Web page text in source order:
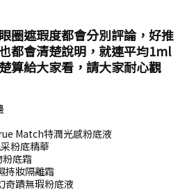
圈遮瑕度都會分別評論，好推
都會清楚說明，就連平均1ml
算給大家看，請大家耐心觀
Match特潤光感粉底液
粉底精華
底霜
持妝隔離霜
奇蹟無瑕粉底液